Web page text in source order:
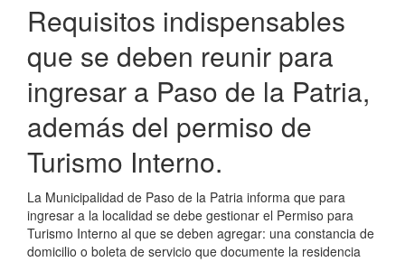
Requisitos indispensables
que se deben reunir para
ingresar a Paso de la Patria,
además del permiso de
Turismo Interno.
La Municipalidad de Paso de la Patria informa que para
ingresar a la localidad se debe gestionar el Permiso para
Turismo Interno al que se deben agregar: una constancia de
domicilio o boleta de servicio que documente la residencia